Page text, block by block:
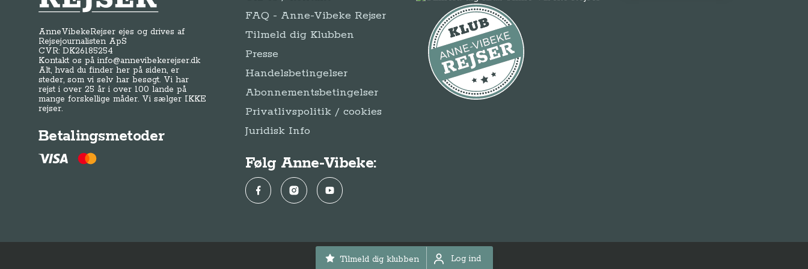
Tilmeld dig klubben Log ind
Log ind
AnneVibekeRejser ejes og drives af
Rejsejournalisten ApS
CVR: DK26185254
Kontakt os påinfo@annevibekerejser.dk
Alt, hvad du finder her på siden, er
steder, som vi selv har besøgt. Vi har
rejst i over 25 år i over 100 lande på
mange forskellige måder. Vi sælger IKKE
rejser.
Betalingsmetoder
FAQ - Anne-Vibeke Rejser
Tilmeld dig Klubben
Presse
Handelsbetingelser
Abonnementsbetingelser
Privatlivspolitik / cookies
Juridisk Info
Følg Anne-Vibeke:
FacebookInstagramYouTube
© Anne-Vibeke Rejser 2026